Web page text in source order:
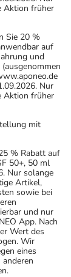
Aktion früher
Sie 20 %
auf
und
Nur
Aktion früher
mit
% Rabatt auf
50+, 50 ml
Nur solange
Artikel,
sowie bei
und nur
App. Nach
Wert des
Wir
eines